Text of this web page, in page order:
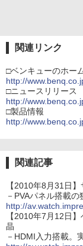
関連リンク
□ベンキューのホー
http://
□ニュースリリース
http://
□製品情報
http://
関連記事
【2010年8月31日
－PVAパネル搭載
http://
【2010年7月12日
晶
－HDMI入力搭載。